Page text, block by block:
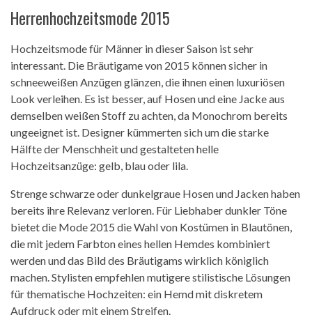
Herrenhochzeitsmode 2015
Hochzeitsmode für Männer in dieser Saison ist sehr
interessant. Die Bräutigame von 2015 können sicher in
schneeweißen Anzügen glänzen, die ihnen einen luxuriösen
Look verleihen. Es ist besser, auf Hosen und eine Jacke aus
demselben weißen Stoff zu achten, da Monochrom bereits
ungeeignet ist. Designer kümmerten sich um die starke
Hälfte der Menschheit und gestalteten helle
Hochzeitsanzüge: gelb, blau oder lila.
Strenge schwarze oder dunkelgraue Hosen und Jacken haben
bereits ihre Relevanz verloren. Für Liebhaber dunkler Töne
bietet die Mode 2015 die Wahl von Kostümen in Blautönen,
die mit jedem Farbton eines hellen Hemdes kombiniert
werden und das Bild des Bräutigams wirklich königlich
machen. Stylisten empfehlen mutigere stilistische Lösungen
für thematische Hochzeiten: ein Hemd mit diskretem
Aufdruck oder mit einem Streifen.